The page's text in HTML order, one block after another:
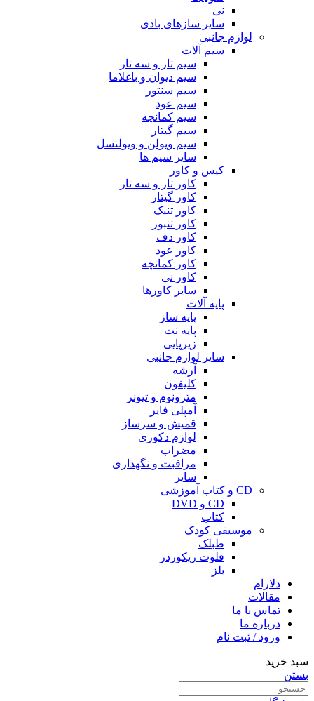
نی
سایر سازهای بادی
لوازم جانبی
سیم آلات
سیم تار و سه تار
سیم دیوان و باغلاما
سیم سنتور
سیم عود
سیم کمانچه
سیم گیتار
سیم ویولن و ویولنسل
سایر سیم ها
کیس و کاور
کاور تار و سه تار
کاور گیتار
کاور تنبک
کاور تنبور
کاور دف
کاور عود
کاور کمانچه
کاور نی
سایر کاورها
پایه آلات
پایه ساز
پایه نت
زیرپایی
سایر لوازم جانبی
آرشه
کلیفون
مترونوم و تیونر
آمپلی فایر
قمیش و سرساز
لوازم دکوری
مضراب
مراقبت و نگهداری
سایر
CD و کتاب آموزشی
CD و DVD
کتاب
موسیقی کودک
طبلک
فلوت ریکوردر
بلز
دلارام
مقالات
تماس با ما
درباره ما
ورود / ثبت نام
سبد خرید
بستن